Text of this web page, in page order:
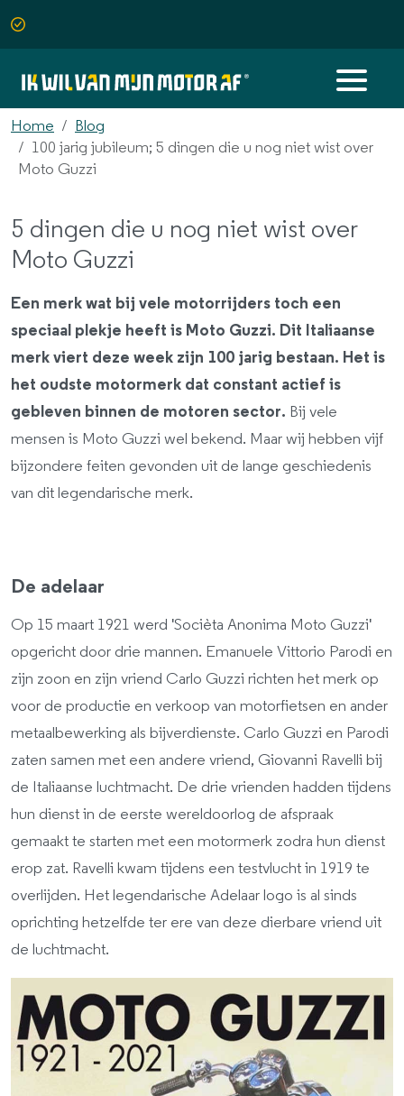
Home
Blog
100 jarig jubileum; 5 dingen die u nog niet wist over
Moto Guzzi
5 dingen die u nog niet wist over
Moto Guzzi
Een merk wat bij vele motorrijders toch een
speciaal plekje heeft is Moto Guzzi. Dit Italiaanse
merk viert deze week zijn 100 jarig bestaan. Het is
het oudste motormerk dat constant actief is
gebleven binnen de motoren sector. Bij vele
mensen is Moto Guzzi wel bekend. Maar wij hebben vijf
bijzondere feiten gevonden uit de lange geschiedenis
van dit legendarische merk.
De adelaar
Op 15 maart 1921 werd 'Socièta Anonima Moto Guzzi'
opgericht door drie mannen. Emanuele Vittorio Parodi en
zijn zoon en zijn vriend Carlo Guzzi richten het merk op
voor de productie en verkoop van motorfietsen en ander
metaalbewerking als bijverdienste. Carlo Guzzi en Parodi
zaten samen met een andere vriend, Giovanni Ravelli bij
de Italiaanse luchtmacht. De drie vrienden hadden tijdens
hun dienst in de eerste wereldoorlog de afspraak
gemaakt te starten met een motormerk zodra hun dienst
erop zat. Ravelli kwam tijdens een testvlucht in 1919 te
overlijden. Het legendarische Adelaar logo is al sinds
oprichting hetzelfde ter ere van deze dierbare vriend uit
de luchtmacht.